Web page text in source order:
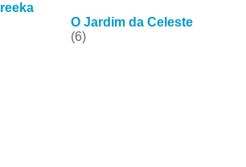
O Jardim da Celeste
(6)